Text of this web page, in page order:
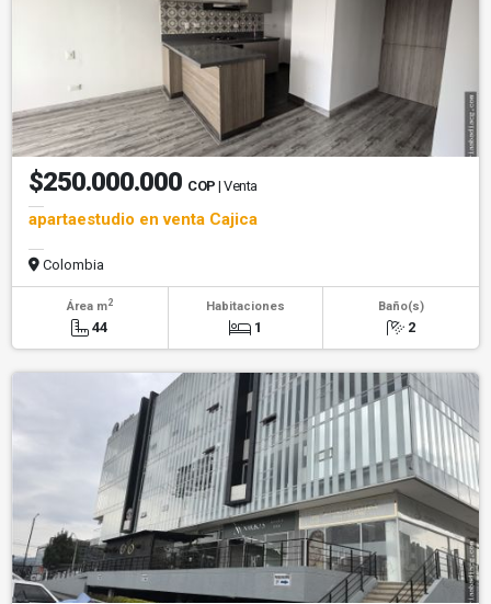
$250.000.000 COP | Venta
apartaestudio en venta Cajica
Colombia
Área m2
44
Habitaciones
1
Baño(s)
2